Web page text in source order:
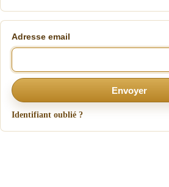
Adresse email
Envoyer
Identifiant oublié ?